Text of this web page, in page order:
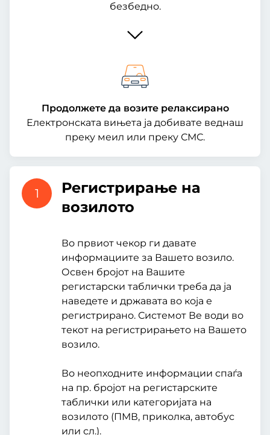
безбедно.
Продолжете да возите релаксирано
Електронската вињета ја добивате веднаш
преку меил или преку СМС.
1
Регистрирање на
возилото
Во првиот чекор ги давате
информациите за Вашето возило.
Освен бројот на Вашите
регистарски таблички треба да ја
наведете и државата во која е
регистрирано. Системот Ве води во
текот на регистрирањето на Вашето
возило.
Во неопходните информации спаѓа
на пр. бројот на регистарските
таблички или категоријата на
возилото (ПМВ, приколка, автобус
или сл.).